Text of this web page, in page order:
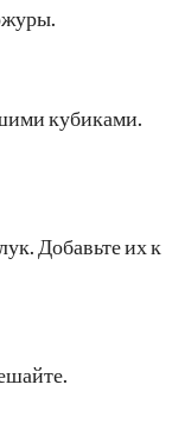
кубиками.
Добавьте их к